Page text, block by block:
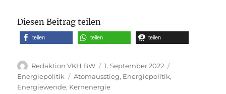
Diesen Beitrag teilen
teilen teilen teilen
Autor
Redaktion VKH BW
Veröffentlicht
am
1. September 2022
Energiepolitik
Schlagwörter
Atomausstieg, Energiepolitik,
Energiewende, Kernenergie